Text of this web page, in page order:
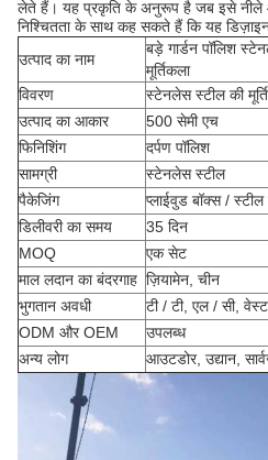
लेते हैं। यह प्रकृति के अनुरूप है जब इसे नीले
निश्चितता के साथ कह सकते हैं कि यह
उत्पाद का नाम
बड़े गार्डन पॉलिश
मूर्तिकला
विवरण
स्टेनलेस स्टील की
उत्पाद का आकार
500 सेमी एच
फिनिशिंग
दर्पण पॉलिश
सामग्री
स्टेनलेस स्टील
पैकेजिंग
प्लाईवुड बॉक्स /
डिलीवरी का समय
35 दिन
MOQ
एक सेट
माल लदान का बंदरगाह ज़ियामेन, चीन
भुगतान अवधी
टी / टी, एल / सी,
ODM और OEM
उपलब्ध
अन्य लोग
आउटडोर, उद्यान,